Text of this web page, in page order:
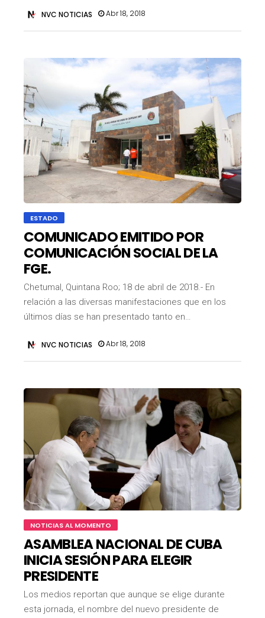
NVC NOTICIAS Abr 18, 2018
ESTADO
COMUNICADO EMITIDO POR
COMUNICACIÓN SOCIAL DE LA
FGE.
Chetumal, Quintana Roo; 18 de abril de 2018.- En
relación a las diversas manifestaciones que en los
últimos días se han presentado tanto en…
NVC NOTICIAS Abr 18, 2018
NOTICIAS AL MOMENTO
ASAMBLEA NACIONAL DE CUBA
INICIA SESIÓN PARA ELEGIR
PRESIDENTE
Los medios reportan que aunque se elige durante
esta jornada, el nombre del nuevo presidente de